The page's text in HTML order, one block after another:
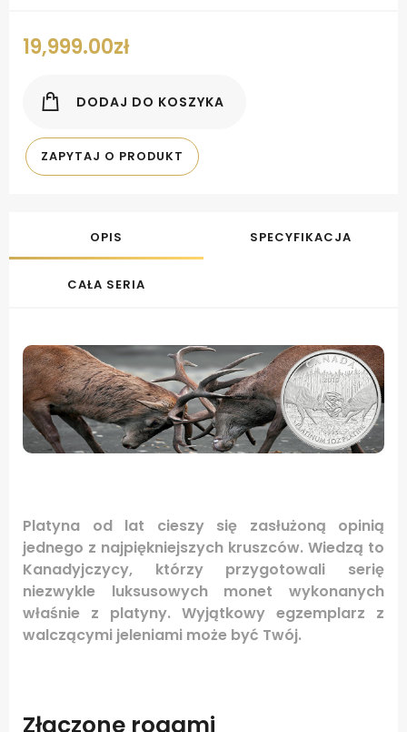
19,999.00zł
DODAJ DO KOSZYKA
ZAPYTAJ O PRODUKT
OPIS SPECYFIKACJA
CAŁA SERIA
Platyna od lat cieszy się zasłużoną opinią
jednego z najpiękniejszych kruszców. Wiedzą to
Kanadyjczycy, którzy przygotowali serię
niezwykle luksusowych monet wykonanych
właśnie z platyny. Wyjątkowy egzemplarz z
walczącymi jeleniami może być Twój.
Złączone rogami